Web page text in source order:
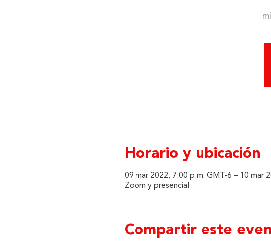
Horario y ubicación
09 mar 2022, 7:00 p.m. GMT-6 – 10 mar
Zoom y presencial
Compartir este